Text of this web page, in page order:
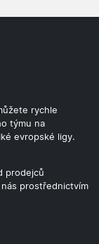
rychle
týmu na
evropské ligy.
prodejců
prostřednictvím